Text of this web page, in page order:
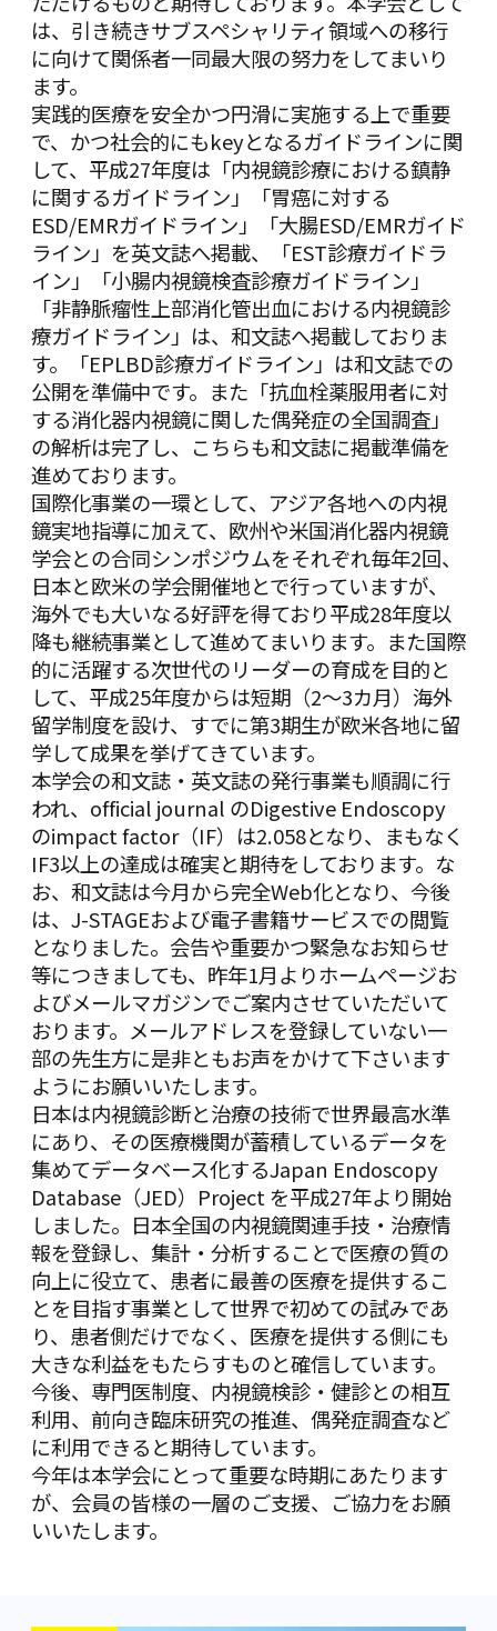
は、引き続きサブスペシャリティ領域への移行
に向けて関係者一同最大限の努力をしてまいり
ます。
実践的医療を安全かつ円滑に実施する上で重要
で、かつ社会的にもkeyとなるガイドラインに関
して、平成27年度は「内視鏡診療における鎮静
に関するガイドライン」「胃癌に対する
ESD/EMRガイドライン」「大腸ESD/EMRガイド
ライン」を英文誌へ掲載、「EST診療ガイドラ
イン」「小腸内視鏡検査診療ガイドライン」
「非静脈瘤性上部消化管出血における内視鏡診
療ガイドライン」は、和文誌へ掲載しておりま
す。「EPLBD診療ガイドライン」は和文誌での
公開を準備中です。また「抗血栓薬服用者に対
する消化器内視鏡に関した偶発症の全国調査」
の解析は完了し、こちらも和文誌に掲載準備を
進めております。
国際化事業の一環として、アジア各地への内視
鏡実地指導に加えて、欧州や米国消化器内視鏡
学会との合同シンポジウムをそれぞれ毎年2回、
日本と欧米の学会開催地とで行っていますが、
海外でも大いなる好評を得ており平成28年度以
降も継続事業として進めてまいります。また国際
的に活躍する次世代のリーダーの育成を目的と
して、平成25年度からは短期（2～3カ月）海外
留学制度を設け、すでに第3期生が欧米各地に留
学して成果を挙げてきています。
本学会の和文誌・英文誌の発行事業も順調に行
われ、official journal のDigestive Endoscopy
のimpact factor（IF）は2.058となり、まもなく
IF3以上の達成は確実と期待をしております。な
お、和文誌は今月から完全Web化となり、今後
は、J-STAGEおよび電子書籍サービスでの閲覧
となりました。会告や重要かつ緊急なお知らせ
等につきましても、昨年1月よりホームページお
よびメールマガジンでご案内させていただいて
おります。メールアドレスを登録していない一
部の先生方に是非ともお声をかけて下さいます
ようにお願いいたします。
日本は内視鏡診断と治療の技術で世界最高水準
にあり、その医療機関が蓄積しているデータを
集めてデータベース化するJapan Endoscopy
Database（JED）Project を平成27年より開始
しました。日本全国の内視鏡関連手技・治療情
報を登録し、集計・分析することで医療の質の
向上に役立て、患者に最善の医療を提供するこ
とを目指す事業として世界で初めての試みであ
り、患者側だけでなく、医療を提供する側にも
大きな利益をもたらすものと確信しています。
今後、専門医制度、内視鏡検診・健診との相互
利用、前向き臨床研究の推進、偶発症調査など
に利用できると期待しています。
今年は本学会にとって重要な時期にあたります
が、会員の皆様の一層のご支援、ご協力をお願
いいたします。